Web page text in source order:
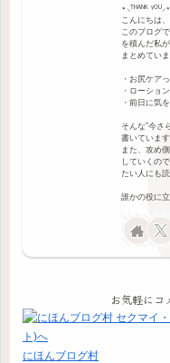
⋆⸜ᵀᴴᴬᴺᴷ ᵞᴼᵁ⸝⋆
こんにちは
このブログ
を積んだ私
まとめていま
・お尻ケア
・ローショ
・前日に気
そんな”今さ
書いています
また、攻め
していくの
たい人にも
誰かの役に
お気軽に
にほんブログ村